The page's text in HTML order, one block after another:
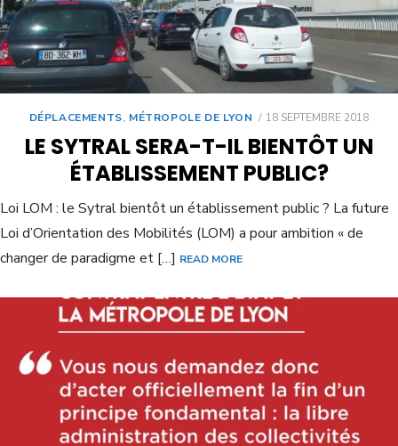
DÉPLACEMENTS, MÉTROPOLE DE LYON 18 SEPTEMBRE 2018
LE SYTRAL SERA-T-IL BIENTÔT UN
ÉTABLISSEMENT PUBLIC?
Loi LOM : le Sytral bientôt un établissement public ? La future
Loi d’Orientation des Mobilités (LOM) a pour ambition « de
changer de paradigme et […] READ MORE